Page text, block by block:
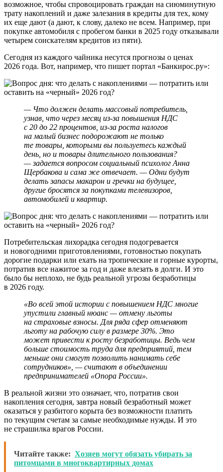
возможное, чтобы спровоцировать граждан на сиюминутную
трату накоплений и даже залезания в кредиты для тех, кому
их еще дают (а дают, к слову, далеко не всем. Например, при
покупке автомобиля с пробегом банки в 2025 году отказывали
четырем соискателям кредитов из пяти).
Сегодня из каждого чайника несутся прогнозы о ценах
2026 года. Вот, например, что пишет портал «Банкирос.ру»:
— Что должен делать массовый потребитель,
узнав, что через месяц из-за повышения НДС
с 20 до 22 процентов, из-за роста налогов
на малый бизнес подорожают не только
те товары, которыми вы пользуетесь каждый
день, но и товары длительного пользования?
— задается вопросом социальный психолог Анна
Щербакова и сама же отвечает. — Одни будут
делать запасы макарон и гречки на будущее,
другие бросятся за покупками телевизоров,
автомобилей и квартир.
Потребительская лихорадка сегодня подогревается
и новогодними приготовлениями, готовностью покупать
дорогие подарки или ехать на тропические и горные курорты,
потратив все нажитое за год и даже влезать в долги. И это
было бы неплохо, не будь реальной угрозы безработицы
в 2026 году.
«Во всей этой истории с повышением НДС многие
упустили главный нюанс — отмену льготы
на страховые взносы. Для ряда сфер отменяют
льготу на рабочую силу в размере 30%. Это
может привести к росту безработицы. Ведь чем
больше стоимость труда для предприятий, тем
меньше они смогут позволить нанимать себе
сотрудников», — считают в объединении
предпринимателей «Опора России».
В реальной жизни это означает, что, потратив свои
накопления сегодня, завтра новый безработный может
оказаться у разбитого корыта без возможности платить
по текущим счетам за самые необходимые нужды. И это
не страшилка врагов России.
Читайте также: Хозяев могут обязать убирать за
питомцами в многоквартирных домах